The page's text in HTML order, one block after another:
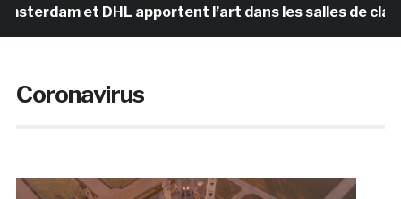
et DHL apportent l’art dans les salles de classe des
Coronavirus